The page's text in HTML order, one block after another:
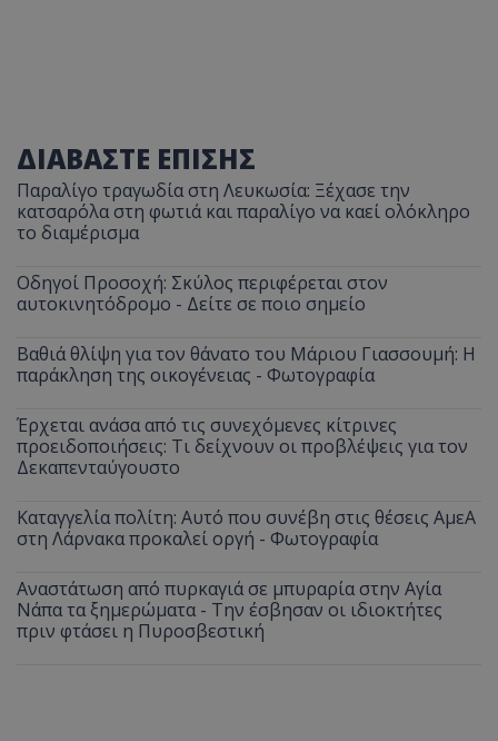
ΔΙΑΒΑΣΤΕ ΕΠΙΣΗΣ
Παραλίγο τραγωδία στη Λευκωσία: Ξέχασε την
κατσαρόλα στη φωτιά και παραλίγο να καεί ολόκληρο
το διαμέρισμα
Οδηγοί Προσοχή: Σκύλος περιφέρεται στον
αυτοκινητόδρομο - Δείτε σε ποιο σημείο
Βαθιά θλίψη για τον θάνατο του Μάριου Γιασσουμή: Η
παράκληση της οικογένειας - Φωτογραφία
Έρχεται ανάσα από τις συνεχόμενες κίτρινες
προειδοποιήσεις: Τι δείχνουν οι προβλέψεις για τον
Δεκαπενταύγουστο
Καταγγελία πολίτη: Αυτό που συνέβη στις θέσεις ΑμεΑ
στη Λάρνακα προκαλεί οργή - Φωτογραφία
Αναστάτωση από πυρκαγιά σε μπυραρία στην Αγία
Νάπα τα ξημερώματα - Την έσβησαν οι ιδιοκτήτες
πριν φτάσει η Πυροσβεστική
__cf_bm
Cloudflare Inc.
.onesignal.com